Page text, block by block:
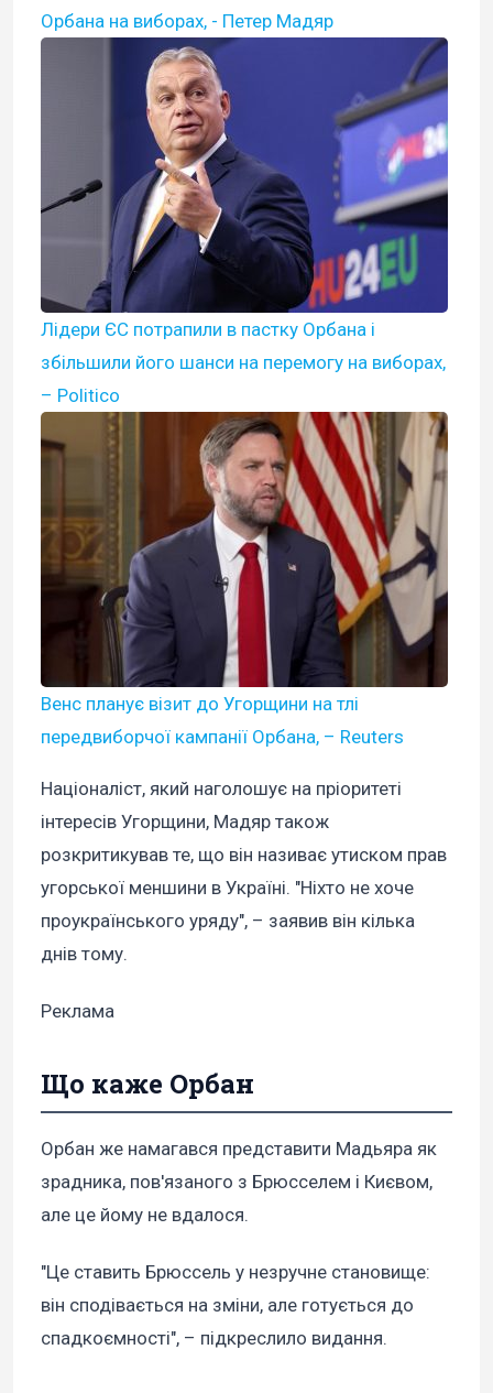
Орбана на виборах, - Петер Мадяр
Лідери ЄС потрапили в пастку Орбана і
збільшили його шанси на перемогу на виборах,
– Politico
Венс планує візит до Угорщини на тлі
передвиборчої кампанії Орбана, – Reuters
Націоналіст, який наголошує на пріоритеті
інтересів Угорщини, Мадяр також
розкритикував те, що він називає утиском прав
угорської меншини в Україні. "Ніхто не хоче
проукраїнського уряду", – заявив він кілька
днів тому.
Реклама
Що каже Орбан
Орбан же намагався представити Мадьяра як
зрадника, пов'язаного з Брюсселем і Києвом,
але це йому не вдалося.
"Це ставить Брюссель у незручне становище:
він сподівається на зміни, але готується до
спадкоємності", – підкреслило видання.